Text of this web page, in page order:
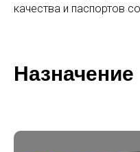
качества и паспортов
Назначение